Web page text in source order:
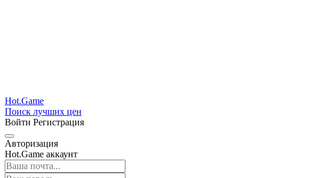
Hot.Game
Поиск лучших цен
Войти Регистрация
Авторизация
Hot.Game аккаунт